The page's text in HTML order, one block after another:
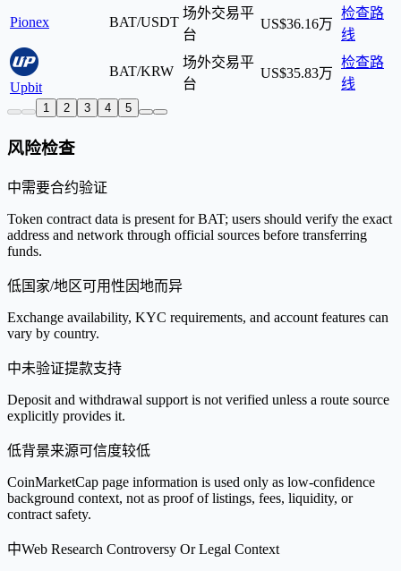
Pionex BAT/USDT
场外交易平
台
US$36.16万
检查路
线
Upbit
BAT/KRW
场外交易平
台
US$35.83万
检查路
线
1 2 3 4 5
风险检查
中需要合约验证
Token contract data is present for BAT; users should verify the exact
address and network through official sources before transferring
funds.
低国家/地区可用性因地而异
Exchange availability, KYC requirements, and account features can
vary by country.
中未验证提款支持
Deposit and withdrawal support is not verified unless a route source
explicitly provides it.
低背景来源可信度较低
CoinMarketCap page information is used only as low-confidence
background context, not as proof of listings, fees, liquidity, or
contract safety.
中Web Research Controversy Or Legal Context